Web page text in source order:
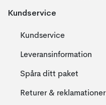
Kundservice
Kundservice
Leveransinformation
Spåra ditt paket
Returer & reklamationer